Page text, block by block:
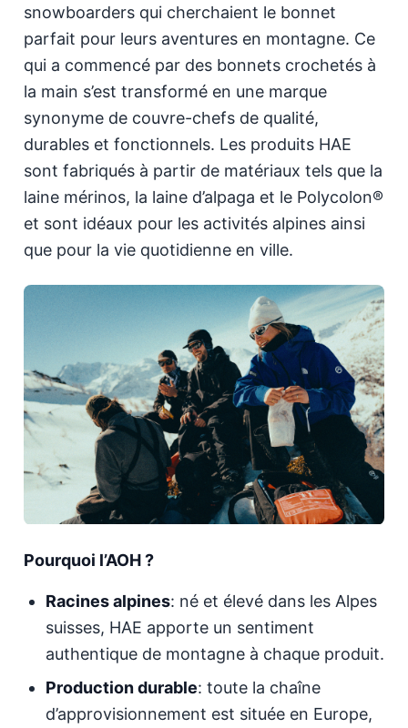
snowboarders qui cherchaient le bonnet
parfait pour leurs aventures en montagne. Ce
qui a commencé par des bonnets crochetés à
la main s’est transformé en une marque
synonyme de couvre-chefs de qualité,
durables et fonctionnels. Les produits HAE
sont fabriqués à partir de matériaux tels que la
laine mérinos, la laine d’alpaga et le Polycolon®
et sont idéaux pour les activités alpines ainsi
que pour la vie quotidienne en ville.
Pourquoi l’AOH ?
Racines alpines: né et élevé dans les Alpes
suisses, HAE apporte un sentiment
authentique de montagne à chaque produit.
Production durable: toute la chaîne
d’approvisionnement est située en Europe,